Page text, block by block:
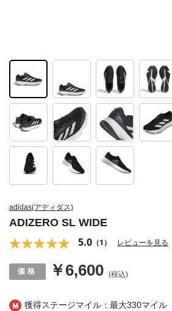
獲得ステージマイル：最大330マイル
adidas(アディダス)
ADIZERO SL WIDE
5.0 （1） レビューを見る
￥6,600 (税込)